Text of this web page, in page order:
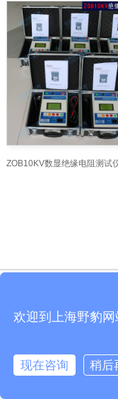
Copyright © 上海舒佳电气
公司地址：上海市剑川路
欢迎到上海野豹
现在咨询
稍后